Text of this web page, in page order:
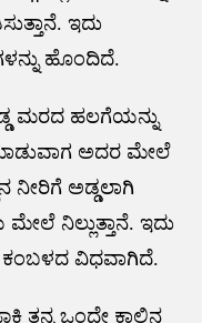
ಇದು
ಹೊಂದಿದೆ.
ಮರದ ಹಲಗೆಯನ್ನು
ಮಾಡುವಾಗ ಅದರ ಮೇಲೆ
ನೀರಿಗೆ ಅಡ್ಡಲಾಗಿ
ನಿಲ್ಲುತ್ತಾನೆ. ಇದು
ಕಂಬಳದ ವಿಧವಾಗಿದೆ.
ತನ್ನ ಒಂದೇ ಕಾಲಿನ